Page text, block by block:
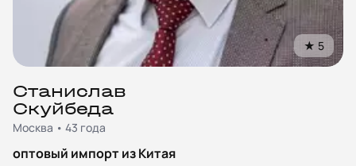
★ 5
Станислав
Скуйбеда
Москва • 43 года
оптовый импорт из Китая